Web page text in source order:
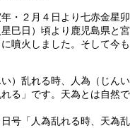
・２月４日より七赤金星
巳日）頃より鹿児島県と
噴火しました。そして今
）乱れる時、人為（じん
る」です。天為とは自然
号「人為乱れる時、天為